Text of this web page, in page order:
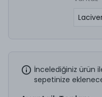
İncelediğiniz ürün
sepetinize